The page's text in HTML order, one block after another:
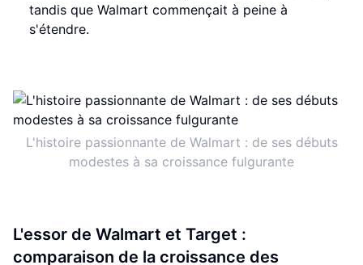
tandis que Walmart commençait à peine à
s'étendre.
L'histoire passionnante de Walmart : de ses débuts
modestes à sa croissance fulgurante
L'essor de Walmart et Target :
comparaison de la croissance des